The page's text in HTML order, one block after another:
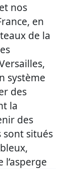
nos
en
de la
système
des
la
des
sont situés